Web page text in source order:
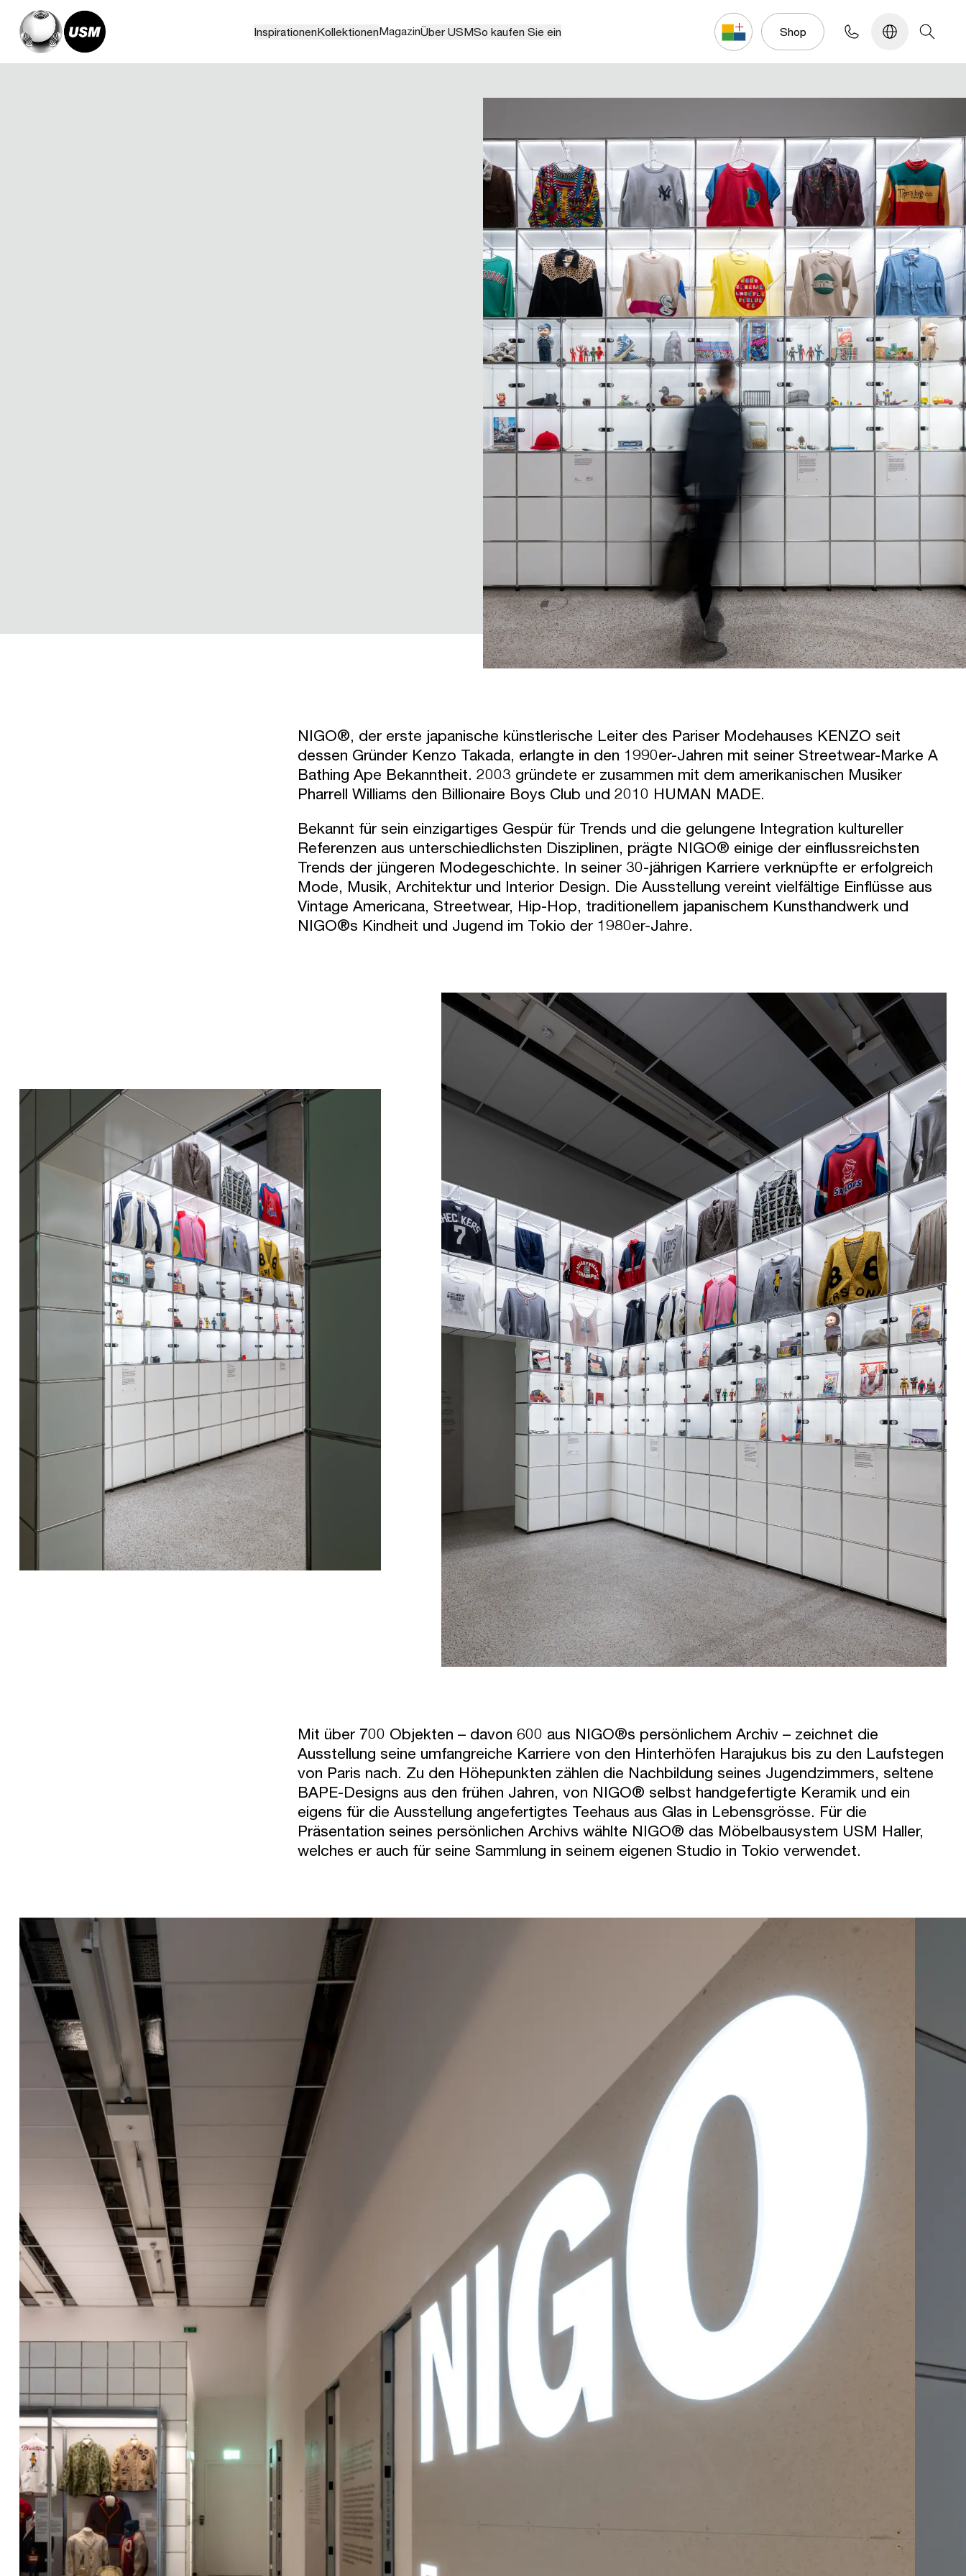
InspirationenKollektionenMagazinÜber USMSo kaufen Sie ein Konfigurator Shop
NIGO®, der erste japanische künstlerische Leiter des Pariser Modehauses KENZO seit
dessen Gründer Kenzo Takada, erlangte in den 1990er-Jahren mit seiner Streetwear-Marke A
Bathing Ape Bekanntheit. 2003 gründete er zusammen mit dem amerikanischen Musiker
Pharrell Williams den Billionaire Boys Club und 2010 HUMAN MADE.
Bekannt für sein einzigartiges Gespür für Trends und die gelungene Integration kultureller
Referenzen aus unterschiedlichsten Disziplinen, prägte NIGO® einige der einflussreichsten
Trends der jüngeren Modegeschichte. In seiner 30-jährigen Karriere verknüpfte er erfolgreich
Mode, Musik, Architektur und Interior Design. Die Ausstellung vereint vielfältige Einflüsse aus
Vintage Americana, Streetwear, Hip-Hop, traditionellem japanischem Kunsthandwerk und
NIGO®s Kindheit und Jugend im Tokio der 1980er-Jahre.
Mit über 700 Objekten – davon 600 aus NIGO®s persönlichem Archiv – zeichnet die
Ausstellung seine umfangreiche Karriere von den Hinterhöfen Harajukus bis zu den Laufstegen
von Paris nach. Zu den Höhepunkten zählen die Nachbildung seines Jugendzimmers, seltene
BAPE-Designs aus den frühen Jahren, von NIGO® selbst handgefertigte Keramik und ein
eigens für die Ausstellung angefertigtes Teehaus aus Glas in Lebensgrösse. Für die
Präsentation seines persönlichen Archivs wählte NIGO® das Möbelbausystem USM Haller,
welches er auch für seine Sammlung in seinem eigenen Studio in Tokio verwendet.